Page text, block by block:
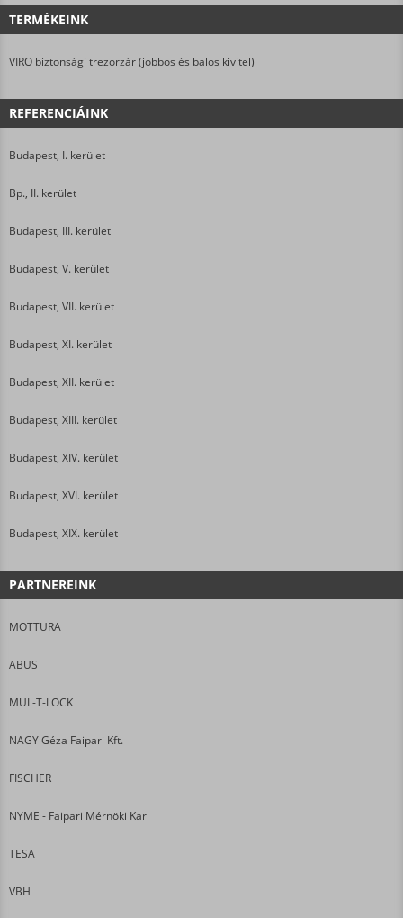
TERMÉKEINK
VIRO biztonsági trezorzár (jobbos és balos kivitel)
REFERENCIÁINK
Budapest, I. kerület
Bp., II. kerület
Budapest, III. kerület
Budapest, V. kerület
Budapest, VII. kerület
Budapest, XI. kerület
Budapest, XII. kerület
Budapest, XIII. kerület
Budapest, XIV. kerület
Budapest, XVI. kerület
Budapest, XIX. kerület
PARTNEREINK
MOTTURA
ABUS
MUL-T-LOCK
NAGY Géza Faipari Kft.
FISCHER
NYME - Faipari Mérnöki Kar
TESA
VBH